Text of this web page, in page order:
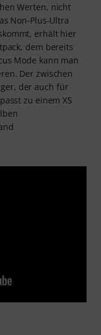
Werten, nicht
Non-Plus-Ultra
erhält hier
dem bereits
Mode kann man
Der zwischen
der auch für
zu einem XS